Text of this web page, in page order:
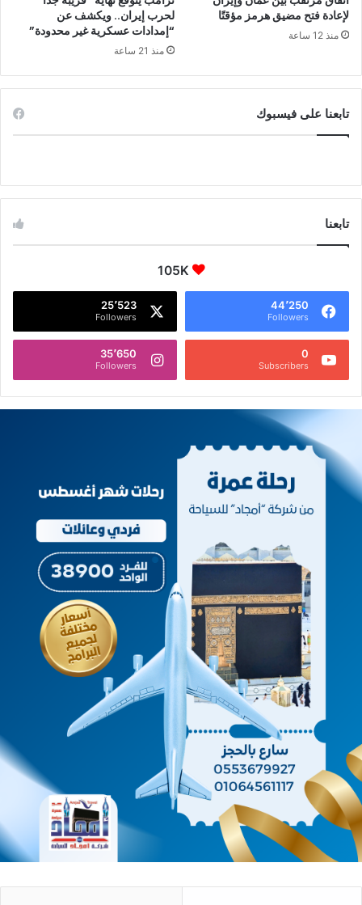
لإعادة فتح مضيق هرمز مؤقتًا
منذ 12 ساعة
لحرب إيران.. ويكشف عن
“إمدادات عسكرية غير محدودة”
منذ 21 ساعة
تابعنا على فيسبوك
تابعنا
105K
44٬250
Followers
25٬523
Followers
0
Subscribers
35٬650
Followers